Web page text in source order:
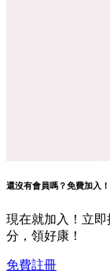
還沒有會員嗎？免費加入！
現在就加入！立
分，領好康！
免費註冊